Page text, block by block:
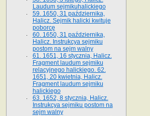
Laudum sejmikuhalickiego
59. 1650, 31 października,
Halicz. Sejmik halicki kwituje
poborcę
60. 1650, 31 października,
Halicz. Instrukcya sejmiku
postom na sejm walny
61. 1651, 16 stycznia, Halicz.
Fragment laudum sejmiku
relacyjnego halickiego. 62.
1651, 20 kwietnia, Halicz.
Fragment laudum sejmiku
halickiego
63. 1652, 8 stycznia, Halicz.
Instrukcya sejmiku postom na
sejm walny